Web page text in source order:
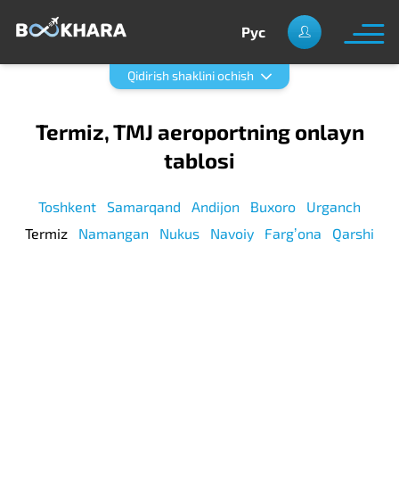
Рус
Qidirish shaklini ochish
Termiz, TMJ aeroportning onlayn
tablosi
Toshkent Samarqand Andijon Buxoro
Urganch
Termiz
Namangan Nukus Navoiy Fargʼona Qarshi